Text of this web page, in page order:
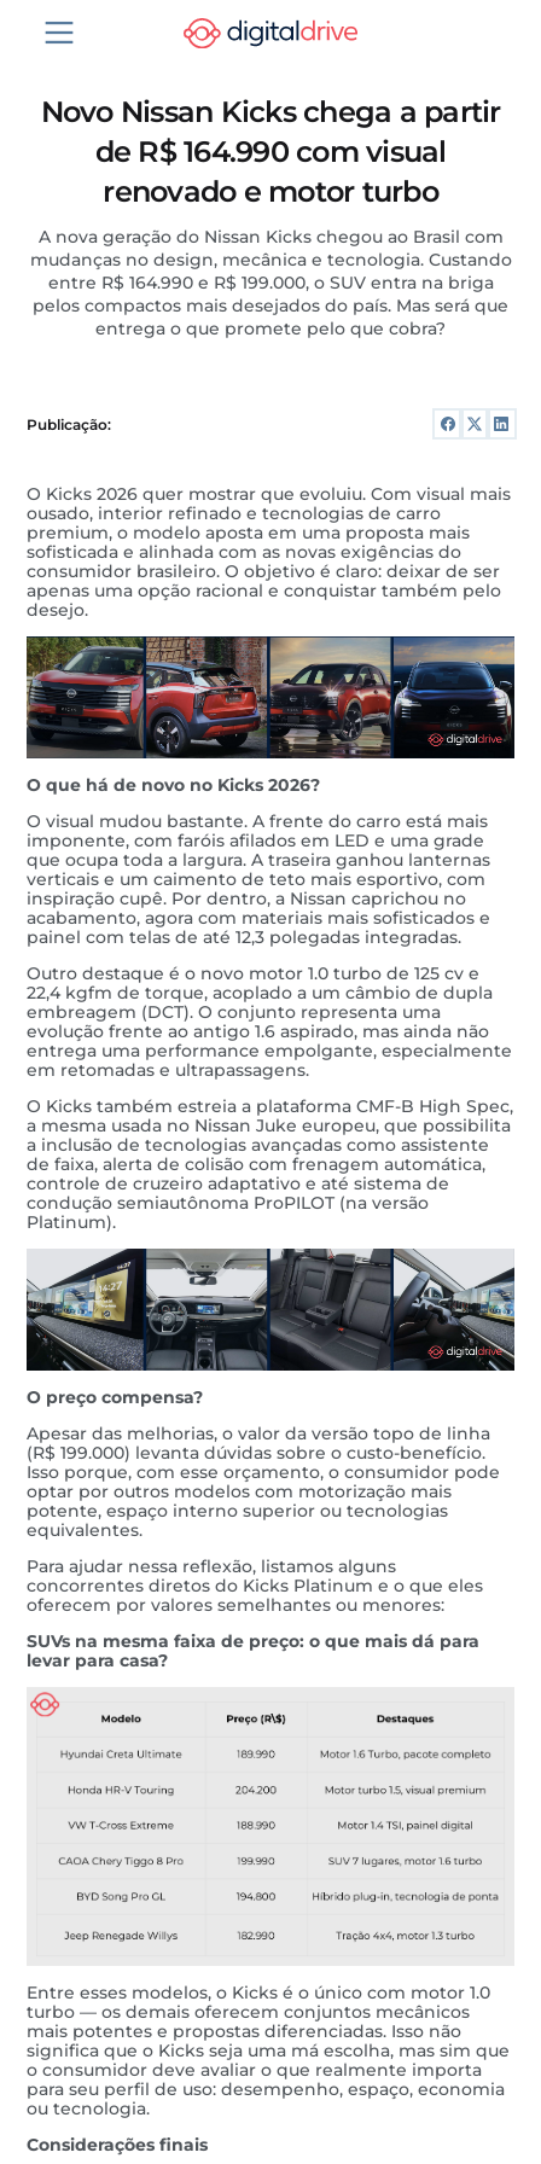
Novo Nissan Kicks chega a partir
de R$ 164.990 com visual
renovado e motor turbo
A nova geração do Nissan Kicks chegou ao Brasil com
mudanças no design, mecânica e tecnologia. Custando
entre R$ 164.990 e R$ 199.000, o SUV entra na briga
pelos compactos mais desejados do país. Mas será que
entrega o que promete pelo que cobra?
Publicação:
O Kicks 2026 quer mostrar que evoluiu. Com visual mais
ousado, interior refinado e tecnologias de carro
premium, o modelo aposta em uma proposta mais
sofisticada e alinhada com as novas exigências do
consumidor brasileiro. O objetivo é claro: deixar de ser
apenas uma opção racional e conquistar também pelo
desejo.
O que há de novo no Kicks 2026?
O visual mudou bastante. A frente do carro está mais
imponente, com faróis afilados em LED e uma grade
que ocupa toda a largura. A traseira ganhou lanternas
verticais e um caimento de teto mais esportivo, com
inspiração cupê. Por dentro, a Nissan caprichou no
acabamento, agora com materiais mais sofisticados e
painel com telas de até 12,3 polegadas integradas.
Outro destaque é o novo motor 1.0 turbo de 125 cv e
22,4 kgfm de torque, acoplado a um câmbio de dupla
embreagem (DCT). O conjunto representa uma
evolução frente ao antigo 1.6 aspirado, mas ainda não
entrega uma performance empolgante, especialmente
em retomadas e ultrapassagens.
O Kicks também estreia a plataforma CMF-B High Spec,
a mesma usada no Nissan Juke europeu, que possibilita
a inclusão de tecnologias avançadas como assistente
de faixa, alerta de colisão com frenagem automática,
controle de cruzeiro adaptativo e até sistema de
condução semiautônoma ProPILOT (na versão
Platinum).
O preço compensa?
Apesar das melhorias, o valor da versão topo de linha
(R$ 199.000) levanta dúvidas sobre o custo-benefício.
Isso porque, com esse orçamento, o consumidor pode
optar por outros modelos com motorização mais
potente, espaço interno superior ou tecnologias
equivalentes.
Para ajudar nessa reflexão, listamos alguns
concorrentes diretos do Kicks Platinum e o que eles
oferecem por valores semelhantes ou menores:
SUVs na mesma faixa de preço: o que mais dá para
levar para casa?
Entre esses modelos, o Kicks é o único com motor 1.0
turbo — os demais oferecem conjuntos mecânicos
mais potentes e propostas diferenciadas. Isso não
significa que o Kicks seja uma má escolha, mas sim que
o consumidor deve avaliar o que realmente importa
para seu perfil de uso: desempenho, espaço, economia
ou tecnologia.
Considerações finais